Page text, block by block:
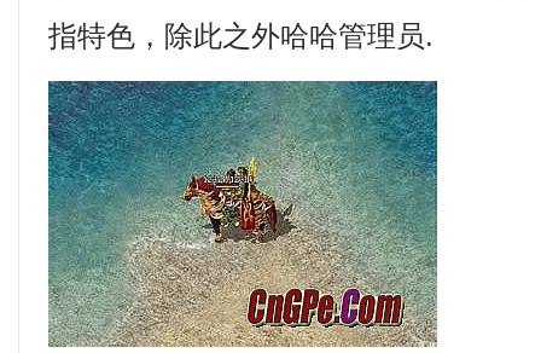
指特色，除此之外哈哈管理员.